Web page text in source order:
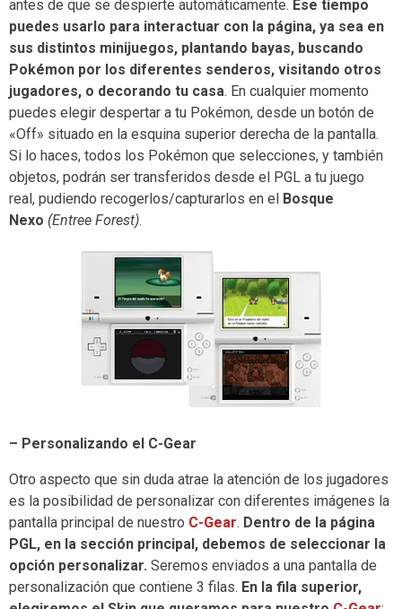
antes de que se despierte automáticamente. Ese tiempo
puedes usarlo para interactuar con la página, ya sea en
sus distintos minijuegos, plantando bayas, buscando
Pokémon por los diferentes senderos, visitando otros
jugadores, o decorando tu casa. En cualquier momento
puedes elegir despertar a tu Pokémon, desde un botón de
«Off» situado en la esquina superior derecha de la pantalla.
Si lo haces, todos los Pokémon que selecciones, y también
objetos, podrán ser transferidos desde el PGL a tu juego
real, pudiendo recogerlos/capturarlos en el Bosque
Nexo (Entree Forest).
– Personalizando el C-Gear
Otro aspecto que sin duda atrae la atención de los jugadores
es la posibilidad de personalizar con diferentes imágenes la
pantalla principal de nuestro C-Gear. Dentro de la página
PGL, en la sección principal, debemos de seleccionar la
opción personalizar. Seremos enviados a una pantalla de
personalización que contiene 3 filas. En la fila superior,